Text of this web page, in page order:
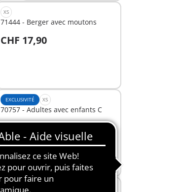
XS
71444 - Berger avec moutons
CHF 17,90
Au panier
EXCLUSIVITÉ XS
70757 - Adultes avec enfants C
Au panier
L